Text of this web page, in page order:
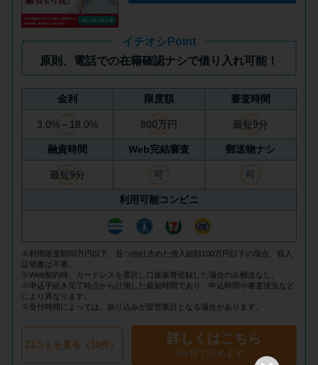
プロミスの返済方法を徹底解
説！ もっとも便利でお得な返済
方法はどれ？
年収が低い＆他社借入があると
落ちる？バンクイックの口コミ
みずほ銀行カードローンの問い
合わせ先とシーン別の問い合わ
せ方法
イチオシPoint
原則、
電話での在籍確認ナシで借り入れ可能！
金利 限度額 審査時間
3.0%～18.0% 800万円 最短9分
融資時間 Web完結審査 郵送物ナシ
最短9分 可 可
利用可能コンビニ
※利用限度額50万円以下、且つ他社含めた借入総額100万円以下の場合、収入
証明書は不要。
※Web契約時、カードレスを選択し口座振替登録した場合のみ郵送なし。
※申込手続き完了時点から計測した最短時間であり、申込時間や審査状況など
により異なります。
※受付時間によっては、振り込みが翌営業日となる場合があります。
口コミを見る（10件） 詳しくはこちら
3分程で読めます。